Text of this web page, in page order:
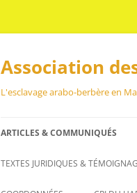
Aller
contenu
Association
L'esclavage arabo-berbère en
ARTICLES & COMMUNIQUÉS
ARTICLES
COMMUNIQUÉS
TEXTES JURIDIQUES &